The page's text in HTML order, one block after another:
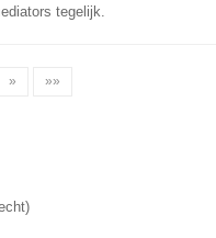
tegelijk.
» »»
)